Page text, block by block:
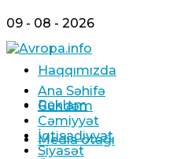
09 - 08 - 2026
Haqqımızda
Reklam
Media otağı
Ana Səhifə
Gündəm
Cəmiyyət
İqtisadiyyat
Siyasət